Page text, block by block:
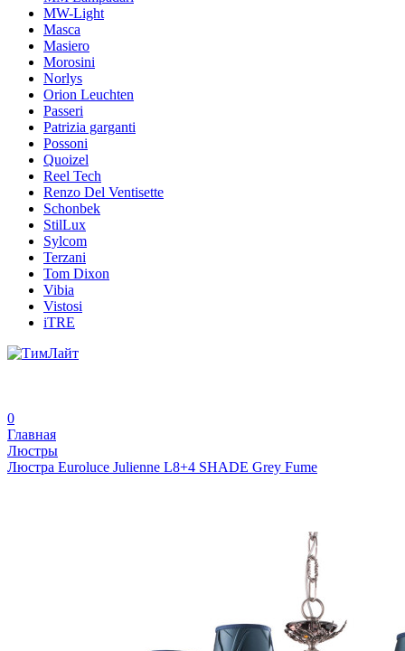
MW-Light
Masca
Masiero
Morosini
Norlys
Orion Leuchten
Passeri
Patrizia garganti
Possoni
Quoizel
Reel Tech
Renzo Del Ventisette
Schonbek
StilLux
Sylcom
Terzani
Tom Dixon
Vibia
Vistosi
iTRE
0
Главная
Люстры
Люстра Euroluce Julienne L8+4 SHADE Grey Fume